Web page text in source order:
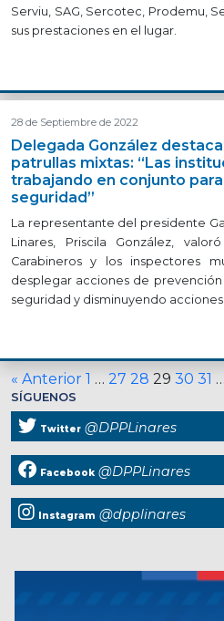
Serviu, SAG, Sercotec, Prodemu,
sus prestaciones en el lugar.
28 de Septiembre de 2022
Delegada González
patrullas mixtas: “Las
trabajando en conjunto
seguridad”
La representante del presidente
Linares, Priscila González,
Carabineros y los inspectores
desplegar acciones de
seguridad y disminuyendo acciones
« Anterior 1 … 27 28 29 30 31 …
SÍGUENOS
Twitter @DPPLinares
Facebook @DPPLinares
Instagram @dpplinares